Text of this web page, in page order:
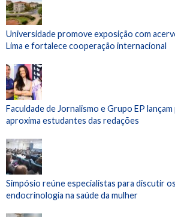
Universidade promove exposição com
Lima e fortalece cooperação internacional
Faculdade de Jornalismo e Grupo EP
aproxima estudantes das redações
Simpósio reúne especialistas para discutir
endocrinologia na saúde da mulher